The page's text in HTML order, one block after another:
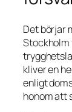
Det börjar
kliver en
enligt
honom att